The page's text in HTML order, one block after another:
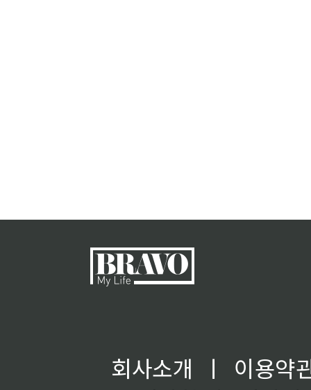
회사소개 ㅣ
이용약